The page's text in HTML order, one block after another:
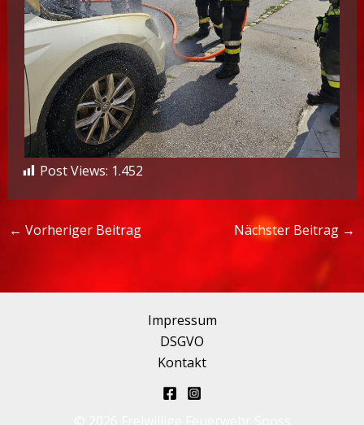
Post Views: 1.452
← Vorheriger Beitrag Nächster Beitrag →
Impressum
DSGVO
Kontakt